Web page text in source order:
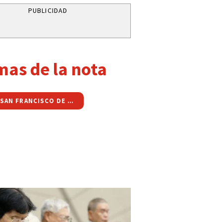
PUBLICIDAD
de la nota
BARRIO SAN FRANCISCO DE ÁLAVA